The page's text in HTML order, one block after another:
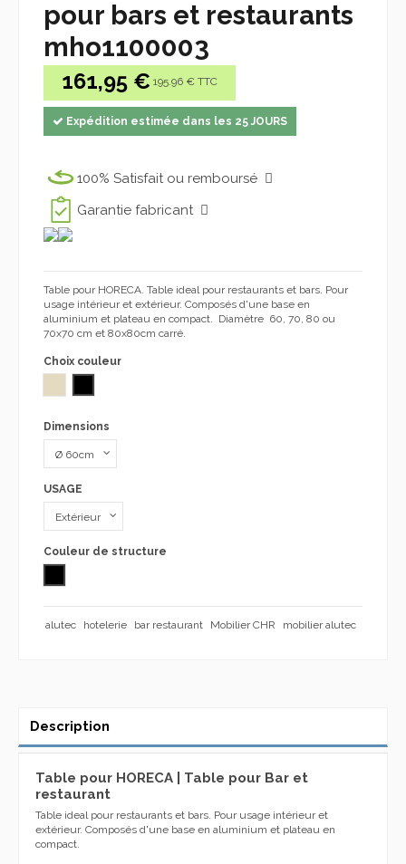
pour bars et restaurants
mho1100003
161,95 € 195.96 € TTC
Expédition estimée dans les 25 JOURS
100% Satisfait ou remboursé
Garantie fabricant
Table pour HORECA. Table ideal pour restaurants et bars. Pour
usage intérieur et extérieur. Composés d'une base en
aluminium et plateau en compact. Diamètre 60, 70, 80 ou
70x70 cm et 80x80cm carré.
Choix couleur
Dimensions
USAGE
Couleur de structure
alutec hotelerie bar restaurant Mobilier CHR mobilier alutec
Description
Table pour HORECA | Table pour Bar et
restaurant
Table ideal pour restaurants et bars. Pour usage intérieur et
extérieur. Composés d'une base en aluminium et plateau en
compact.